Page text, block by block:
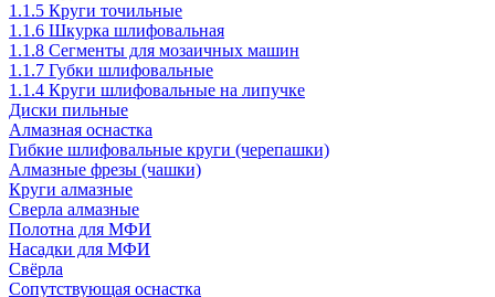
1.1.5 Круги точильные
1.1.6 Шкурка шлифовальная
1.1.8 Сегменты для мозаичных машин
1.1.7 Губки шлифовальные
1.1.4 Круги шлифовальные на липучке
Диски пильные
Алмазная оснастка
Гибкие шлифовальные круги (черепашки)
Алмазные фрезы (чашки)
Круги алмазные
Сверла алмазные
Полотна для МФИ
Насадки для МФИ
Свёрла
Сопутствующая оснастка